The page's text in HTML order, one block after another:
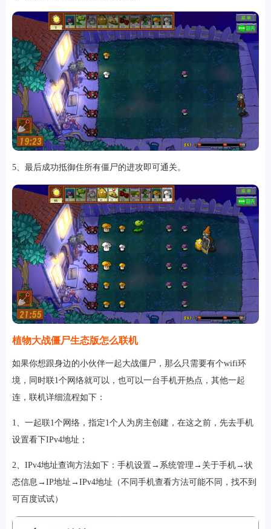
5、最后成功抵御住所有僵尸的进攻即可通关。
植物大战僵尸生态版怎么联机
如果你想跟身边的小伙伴一起大战僵尸，那么只需要有个wifi环
境，同时联1个网络就可以，也可以一台手机开热点，其他一起
连，联机详细流程如下：
1、一起联1个网络，指定1个人为房主创建，在这之前，先去手机
设置看下IPv4地址；
2、IPv4地址查询方法如下：手机设置→系统管理→关于手机→状
态信息→IP地址→IPv4地址（不同手机查看方法可能不同，找不到
可百度试试）